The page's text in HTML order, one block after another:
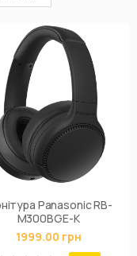
Panasonic RB-
M300BGE-K
1999.00 грн